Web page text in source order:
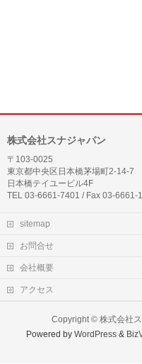
株式会社スナジャパン
〒103-0025
東京都中央区日本橋茅場町2-14-7
日本橋テイユービル4F
TEL 03-6661-7401 / Fax 03-6661-
sitemap
お問合せ
会社概要
アクセス
Copyright © 株式会社
Powered byWordPress &